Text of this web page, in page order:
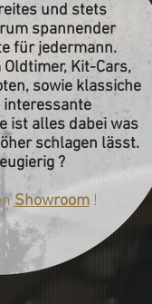
und stets
spannender
für jedermann.
Oldtimer, Kit-Cars,
sowie klassiche
ist alles dabei was
schlagen lässt.
?
Showroom!